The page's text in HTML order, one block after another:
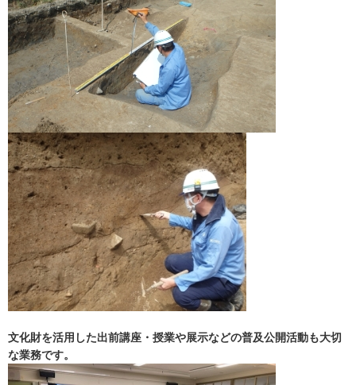
文化財を活用した出前講座・授業や展示などの普及公開活動も大切
な業務です。